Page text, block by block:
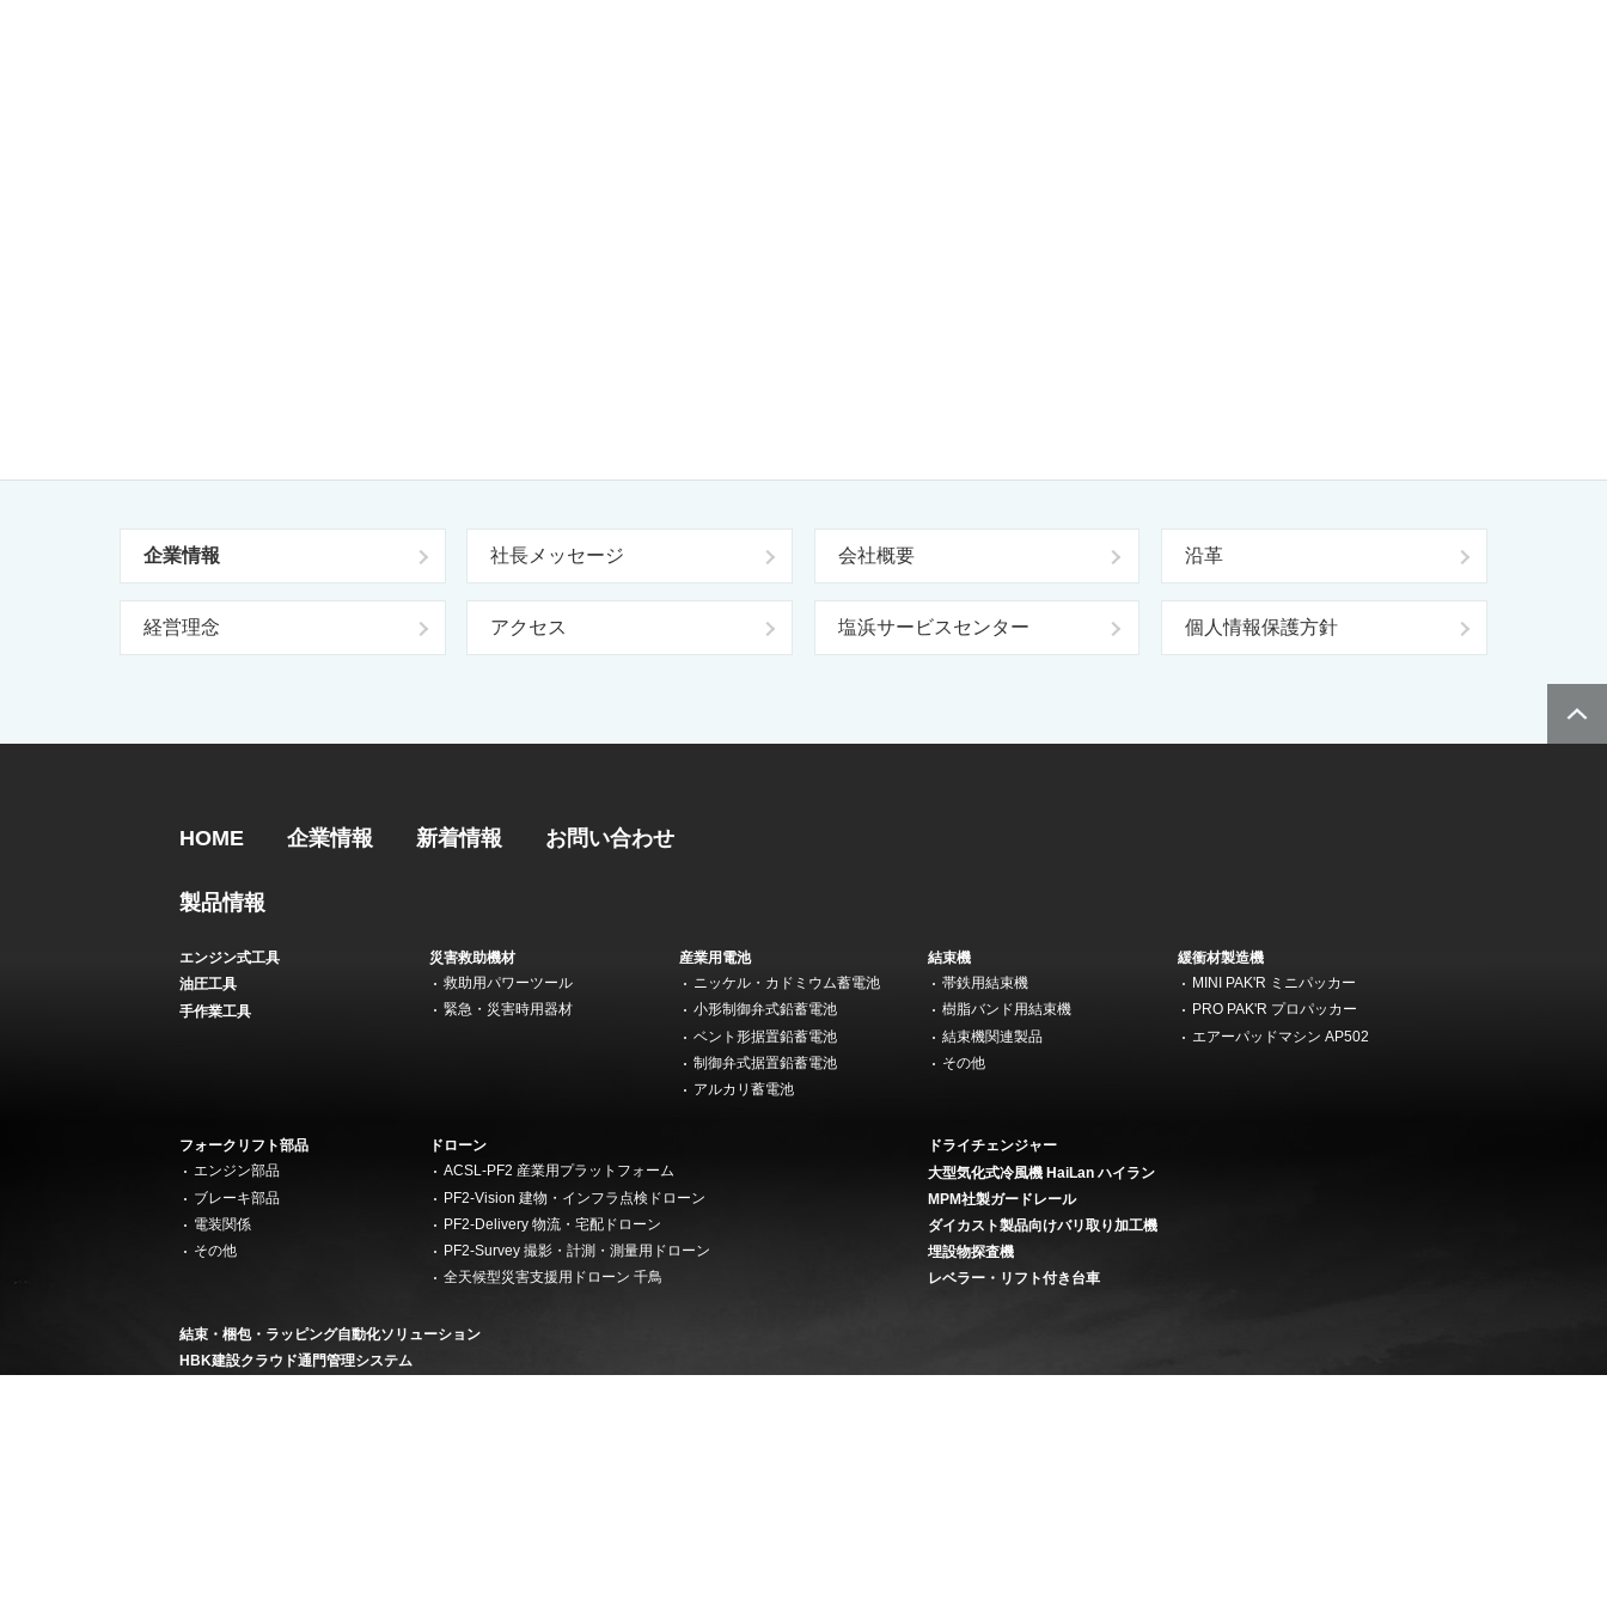
企業情報 社長メッセージ 会社概要 沿革
経営理念 アクセス 塩浜サービスセンター 個人情報保護方針
HOME 企業情報 新着情報 お問い合わせ
製品情報
エンジン式工具
油圧工具
手作業工具
災害救助機材
救助用パワーツール
緊急・災害時用器材
産業用電池
ニッケル・カドミウム蓄電池
小形制御弁式鉛蓄電池
ベント形据置鉛蓄電池
制御弁式据置鉛蓄電池
アルカリ蓄電池
結束機
帯鉄用結束機
樹脂バンド用結束機
結束機関連製品
その他
緩衝材製造機
MINI PAK'R ミニパッカー
PRO PAK'R プロパッカー
エアーパッドマシン AP502
フォークリフト部品
エンジン部品
ブレーキ部品
電装関係
その他
ドローン
ACSL-PF2 産業用プラットフォーム
PF2-Vision 建物・インフラ点検ドローン
PF2-Delivery 物流・宅配ドローン
PF2-Survey 撮影・計測・測量用ドローン
全天候型災害支援用ドローン 千鳥
ドライチェンジャー
大型気化式冷風機 HaiLan ハイラン
MPM社製ガードレール
ダイカスト製品向けバリ取り加工機
埋設物探査機
レベラー・リフト付き台車
結束・梱包・ラッピング自動化ソリューション
HBK建設クラウド通門管理システム